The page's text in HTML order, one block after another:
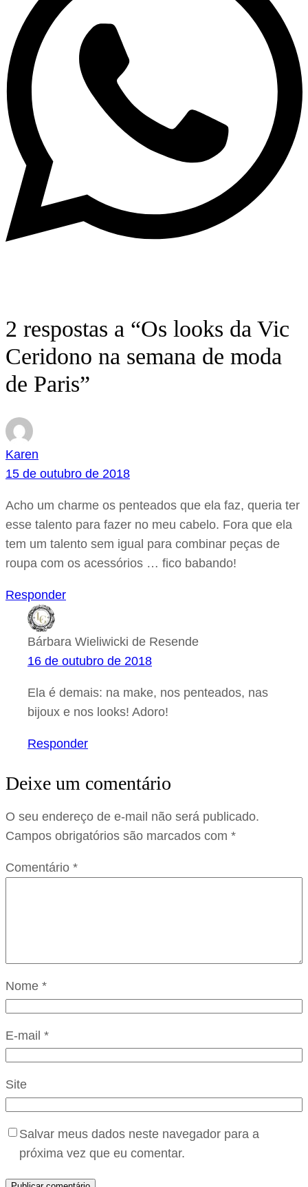
2 respostas a “Os looks da Vic
Ceridono na semana de moda
de Paris”
Karen
15 de outubro de 2018
Acho um charme os penteados que ela faz, queria ter
esse talento para fazer no meu cabelo. Fora que ela
tem um talento sem igual para combinar peças de
roupa com os acessórios … fico babando!
Responder
Bárbara Wieliwicki de Resende
16 de outubro de 2018
Ela é demais: na make, nos penteados, nas
bijoux e nos looks! Adoro!
Responder
Deixe um comentário
O seu endereço de e-mail não será publicado.
Campos obrigatórios são marcados com *
Comentário *
Nome *
E-mail *
Site
Salvar meus dados neste navegador para a
próxima vez que eu comentar.